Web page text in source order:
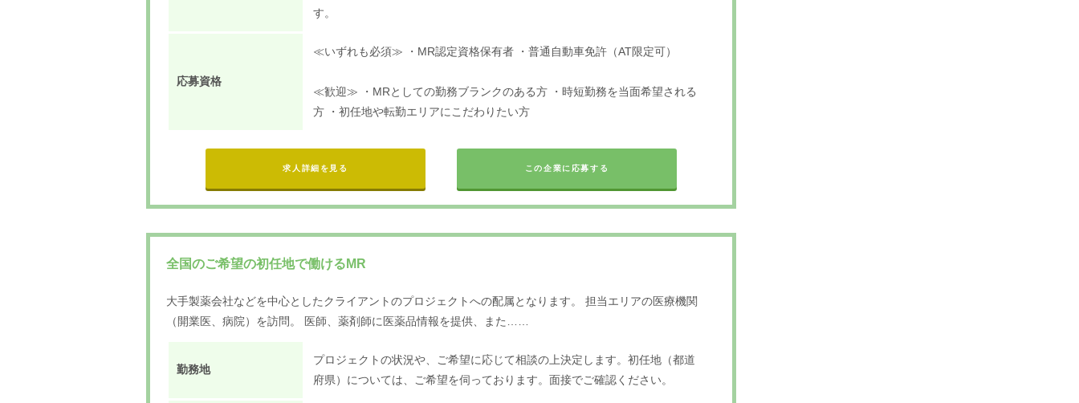
す。
応募資格
≪いずれも必須≫ ・MR認定資格保有者 ・普通自動車免許（AT限定可）
≪歓迎≫ ・MRとしての勤務ブランクのある方 ・時短勤務を当面希望される
方 ・初任地や転勤エリアにこだわりたい方
求人詳細を見る この企業に応募する
全国のご希望の初任地で働けるMR
大手製薬会社などを中心としたクライアントのプロジェクトへの配属となります。 担当エリアの医療機関
（開業医、病院）を訪問。 医師、薬剤師に医薬品情報を提供、また……
勤務地
プロジェクトの状況や、ご希望に応じて相談の上決定します。初任地（都道
府県）については、ご希望を伺っております。面接でご確認ください。